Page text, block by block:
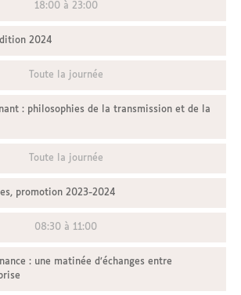
18:00 à 23:00
2024
Toute la journée
: philosophies de la transmission et de la
Toute la journée
promotion 2023-2024
08:30 à 11:00
: une matinée d’échanges entre